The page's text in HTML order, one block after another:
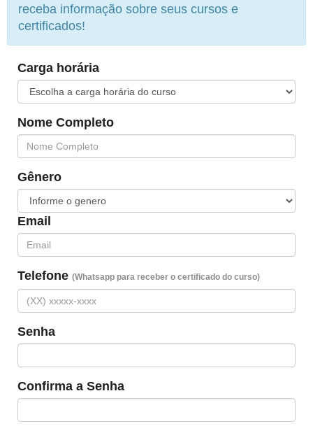
receba informação sobre seus cursos e
certificados!
Carga horária
Nome Completo
Gênero
Email
Telefone (Whatsapp para receber o certificado do curso)
Senha
Confirma a Senha